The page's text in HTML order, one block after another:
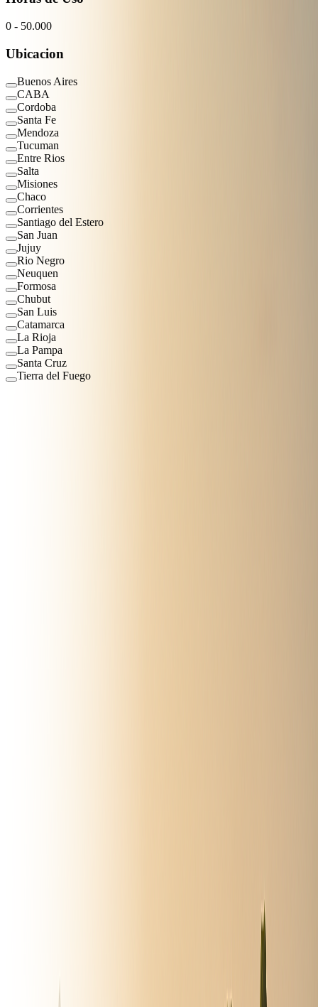
0 - 50.000
Ubicacion
Buenos Aires
CABA
Cordoba
Santa Fe
Mendoza
Tucuman
Entre Rios
Salta
Misiones
Chaco
Corrientes
Santiago del Estero
San Juan
Jujuy
Rio Negro
Neuquen
Formosa
Chubut
San Luis
Catamarca
La Rioja
La Pampa
Santa Cruz
Tierra del Fuego